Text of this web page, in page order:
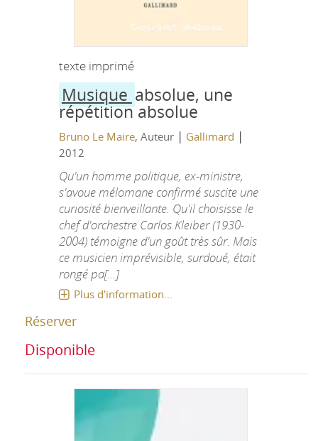
texte imprimé
Musique absolue, une
répétition absolue
Bruno Le Maire, Auteur | Gallimard |
2012
Qu'un homme politique, ex-ministre,
s'avoue mélomane confirmé suscite une
curiosité bienveillante. Qu'il choisisse le
chef d'orchestre Carlos Kleiber (1930-
2004) témoigne d'un goût très sûr. Mais
ce musicien imprévisible, surdoué, était
rongé pa[...]
Plus d'information...
Réserver
Disponible